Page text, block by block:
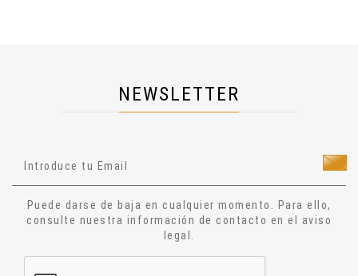
Ocultismo
Narrativa
Relatos
NEWSLETTER
Puede darse de baja en cualquier momento. Para ello,
consulte nuestra información de contacto en el aviso
legal.